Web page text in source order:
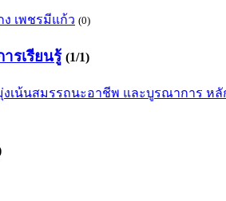
ง เพชรมีแก้ว (0)
รเรียนรู้ (1/1)
งเน้นสมรรถนะอาชีพ และบูรณาการ ห